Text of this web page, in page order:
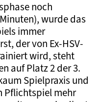
noch
wurde das
immer
der von Ex-HSV-
wird, steht
auf Platz 2 der 3.
Spielpraxis und
Pflichtspiel mehr